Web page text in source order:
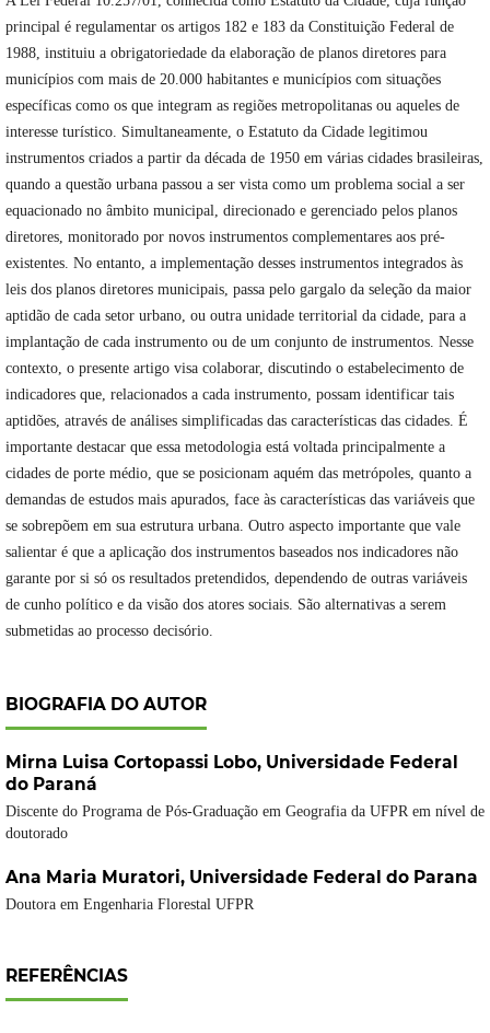
principal é regulamentar os artigos 182 e 183 da Constituição Federal de
1988, instituiu a obrigatoriedade da elaboração de planos diretores para
municípios com mais de 20.000 habitantes e municípios com situações
específicas como os que integram as regiões metropolitanas ou aqueles de
interesse turístico. Simultaneamente, o Estatuto da Cidade legitimou
instrumentos criados a partir da década de 1950 em várias cidades brasileiras,
quando a questão urbana passou a ser vista como um problema social a ser
equacionado no âmbito municipal, direcionado e gerenciado pelos planos
diretores, monitorado por novos instrumentos complementares aos pré-
existentes. No entanto, a implementação desses instrumentos integrados às
leis dos planos diretores municipais, passa pelo gargalo da seleção da maior
aptidão de cada setor urbano, ou outra unidade territorial da cidade, para a
implantação de cada instrumento ou de um conjunto de instrumentos. Nesse
contexto, o presente artigo visa colaborar, discutindo o estabelecimento de
indicadores que, relacionados a cada instrumento, possam identificar tais
aptidões, através de análises simplificadas das características das cidades. É
importante destacar que essa metodologia está voltada principalmente a
cidades de porte médio, que se posicionam aquém das metrópoles, quanto a
demandas de estudos mais apurados, face às características das variáveis que
se sobrepõem em sua estrutura urbana. Outro aspecto importante que vale
salientar é que a aplicação dos instrumentos baseados nos indicadores não
garante por si só os resultados pretendidos, dependendo de outras variáveis
de cunho político e da visão dos atores sociais. São alternativas a serem
submetidas ao processo decisório.
BIOGRAFIA DO AUTOR
Mirna Luisa Cortopassi Lobo, Universidade Federal
do Paraná
Discente do Programa de Pós-Graduação em Geografia da UFPR em nível de
doutorado
Ana Maria Muratori, Universidade Federal do Parana
Doutora em Engenharia Florestal UFPR
REFERÊNCIAS